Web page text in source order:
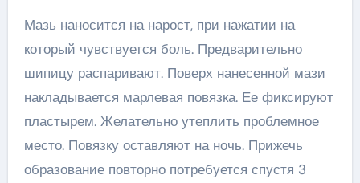
Мазь наносится на нарост, при нажатии на
который чувствуется боль. Предварительно
шипицу распаривают. Поверх нанесенной мази
накладывается марлевая повязка. Ее фиксируют
пластырем. Желательно утеплить проблемное
место. Повязку оставляют на ночь. Прижечь
образование повторно потребуется спустя 3